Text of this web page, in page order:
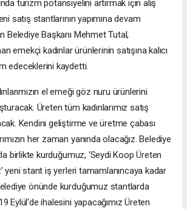
turizm potansiyelini artırmak için alış
satış stantlarının yapımına devam
Belediye Başkanı Mehmet Tutal,
emekçi kadınlar ürünlerinin satışına kalıcı
edeceklerini kaydetti.
el emeği göz nuru ürünlerini
Üreten tüm kadınlarımız satış
Kendini geliştirme ve üretme çabası
her zaman yanında olacağız. Belediye
birlikte kurduğumuz, ‘Seydi Koop Üreten
yeni stant iş yerleri tamamlanıncaya kadar
önünde kurduğumuz stantlarda
Eylül'de ihalesini yapacağımız Üreten